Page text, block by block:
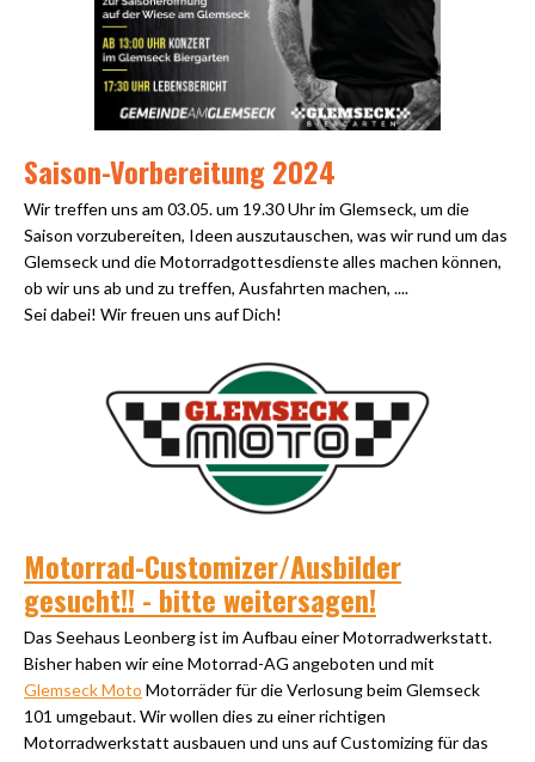
Saison-Vorbereitung 2024
Wir treffen uns am 03.05. um 19.30 Uhr im Glemseck, um die
Saison vorzubereiten, Ideen auszutauschen, was wir rund um das
Glemseck und die Motorradgottesdienste alles machen können,
ob wir uns ab und zu treffen, Ausfahrten machen, ....
Sei dabei! Wir freuen uns auf Dich!
Motorrad-Customizer/Ausbilder
gesucht!! - bitte weitersagen!
Das Seehaus Leonberg ist im Aufbau einer Motorradwerkstatt.
Bisher haben wir eine Motorrad-AG angeboten und mit
Glemseck Moto Motorräder für die Verlosung beim Glemseck
101 umgebaut.Wir wollen dies zu einer richtigen
Motorradwerkstatt ausbauen und uns auf Customizing für das